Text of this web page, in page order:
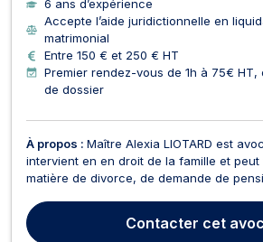
6 ans d’expérience
Accepte l’aide juridictionnelle en
matrimonial
Entre 150 € et 250 € HT
Premier rendez-vous de 1h à 75€
de dossier
À propos : Maître Alexia LIOTARD est
intervient en en droit de la famille et
matière de divorce, de demande de
violences conjugales. Cette avocate est
compétente en droit des mineurs
Contacter cet